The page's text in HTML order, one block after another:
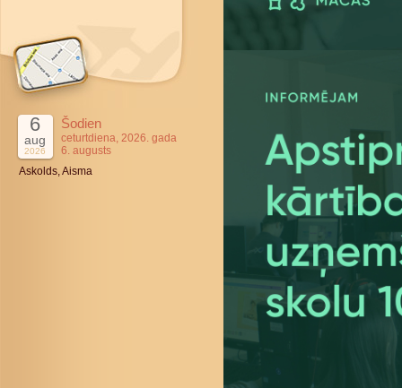
6
aug
2026
Šodien
ceturtdiena, 2026. gada
6. augusts
Askolds, Aisma